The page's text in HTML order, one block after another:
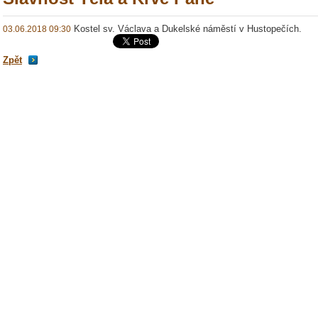
03.06.2018 09:30 Kostel sv. Václava a Dukelské náměstí v Hustopečích.
Zpět